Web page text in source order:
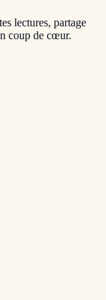
lectures, partage
coup de cœur.